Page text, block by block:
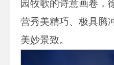
园牧歌的诗意画卷，
营秀美精巧、极具腾
美妙景致。